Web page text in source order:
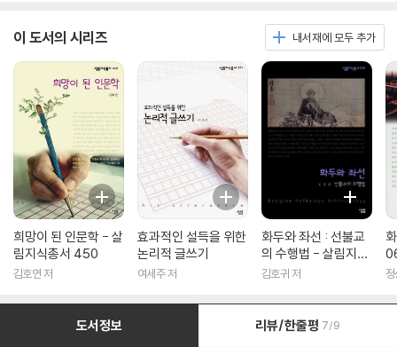
이 도서의 시리즈 내서재에 모두 추가
희망이 된 인문학 - 살
림지식총서 450
김호연 저
효과적인 설득을 위한
논리적 글쓰기
여세주 저
화두와 좌선 : 선불교
의 수행법 - 살림지식
총서 316
김호귀 저
도서정보 리뷰/한줄평 7/9